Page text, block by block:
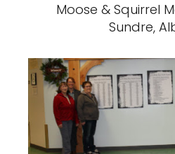
Moose & Squirrel
Sundre,